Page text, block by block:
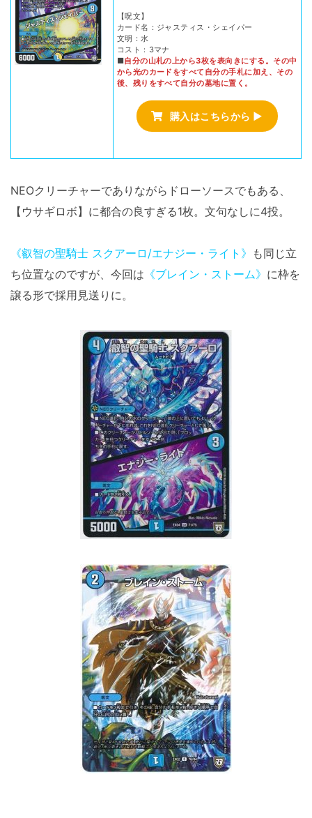
【呪文】
カード名：ジャスティス・シェイパー
文明：水
コスト：3マナ
■自分の山札の上から3枚を表向きにする。その中
から光のカードをすべて自分の手札に加え、その
後、残りをすべて自分の墓地に置く。
購入はこちらから ▶
NEOクリーチャーでありながらドローソースでもある、
【ウサギロボ】に都合の良すぎる1枚。文句なしに4投。
《叡智の聖騎士 スクアーロ/エナジー・ライト》 も同じ立
ち位置なのですが、今回は 《ブレイン・ストーム》 に枠を
譲る形で採用見送りに。